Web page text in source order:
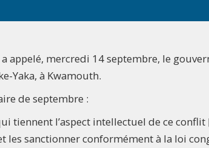
appelé, mercredi 14 septembre, le
Yaka, à Kwamouth.
de septembre :
tiennent l’aspect intellectuel de ce conflit
les sanctionner conformément à la loi